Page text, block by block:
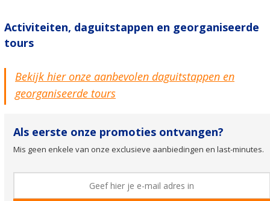
Activiteiten, daguitstappen en georganiseerde
tours
Bekijk hier onze aanbevolen daguitstappen en
georganiseerde tours
Als eerste onze promoties ontvangen?
Mis geen enkele van onze exclusieve aanbiedingen en last-minutes.